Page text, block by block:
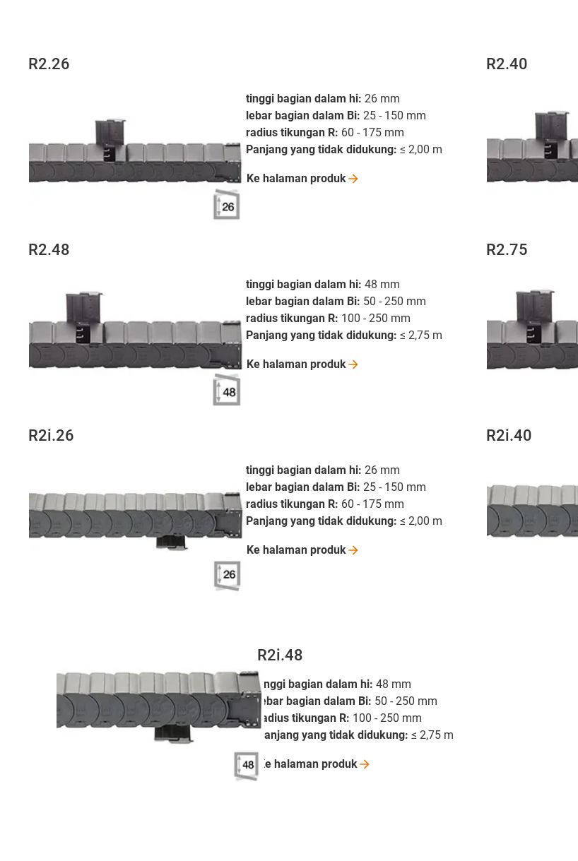
R2.26
tinggi bagian dalam hi: 26 mm
lebar bagian dalam Bi: 25 - 150 mm
radius tikungan R: 60 - 175 mm
Panjang yang tidak didukung: ≤ 2,00 m
Ke halaman produk
R2.40
R2.48
tinggi bagian dalam hi: 48 mm
lebar bagian dalam Bi: 50 - 250 mm
radius tikungan R: 100 - 250 mm
Panjang yang tidak didukung: ≤ 2,75 m
Ke halaman produk
R2.75
R2i.26
tinggi bagian dalam hi: 26 mm
lebar bagian dalam Bi: 25 - 150 mm
radius tikungan R: 60 - 175 mm
Panjang yang tidak didukung: ≤ 2,00 m
Ke halaman produk
R2i.40
R2i.48
tinggi bagian dalam hi: 48 mm
lebar bagian dalam Bi: 50 - 250 mm
radius tikungan R: 100 - 250 mm
Panjang yang tidak didukung: ≤ 2,75 m
Ke halaman produk